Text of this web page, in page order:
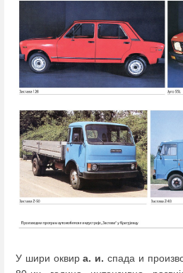
У шири оквира. и. спада и